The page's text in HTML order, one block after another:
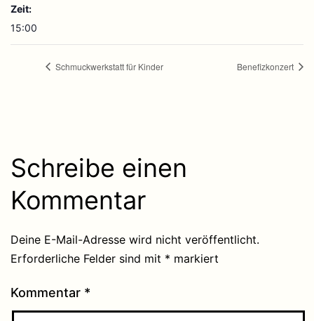
Zeit:
15:00
Schmuckwerkstatt für Kinder Benefizkonzert
Schreibe einen
Kommentar
Deine E-Mail-Adresse wird nicht veröffentlicht.
Erforderliche Felder sind mit * markiert
Kommentar *